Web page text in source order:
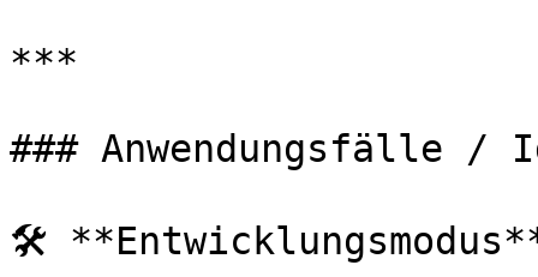
***
### Anwendungsfälle /
🛠️